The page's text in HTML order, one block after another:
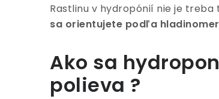
Rastlinu v hydropónií nie je
sa orientujete podľa
Ako sa
polieva ?